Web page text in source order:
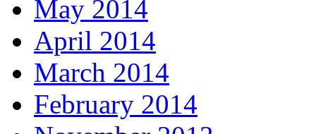
May 2014
April 2014
March 2014
February 2014